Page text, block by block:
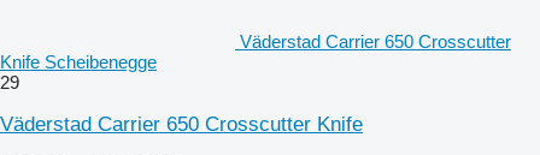
Väderstad Carrier 650 Crosscutter
Knife Scheibenegge
29
Väderstad Carrier 650 Crosscutter Knife